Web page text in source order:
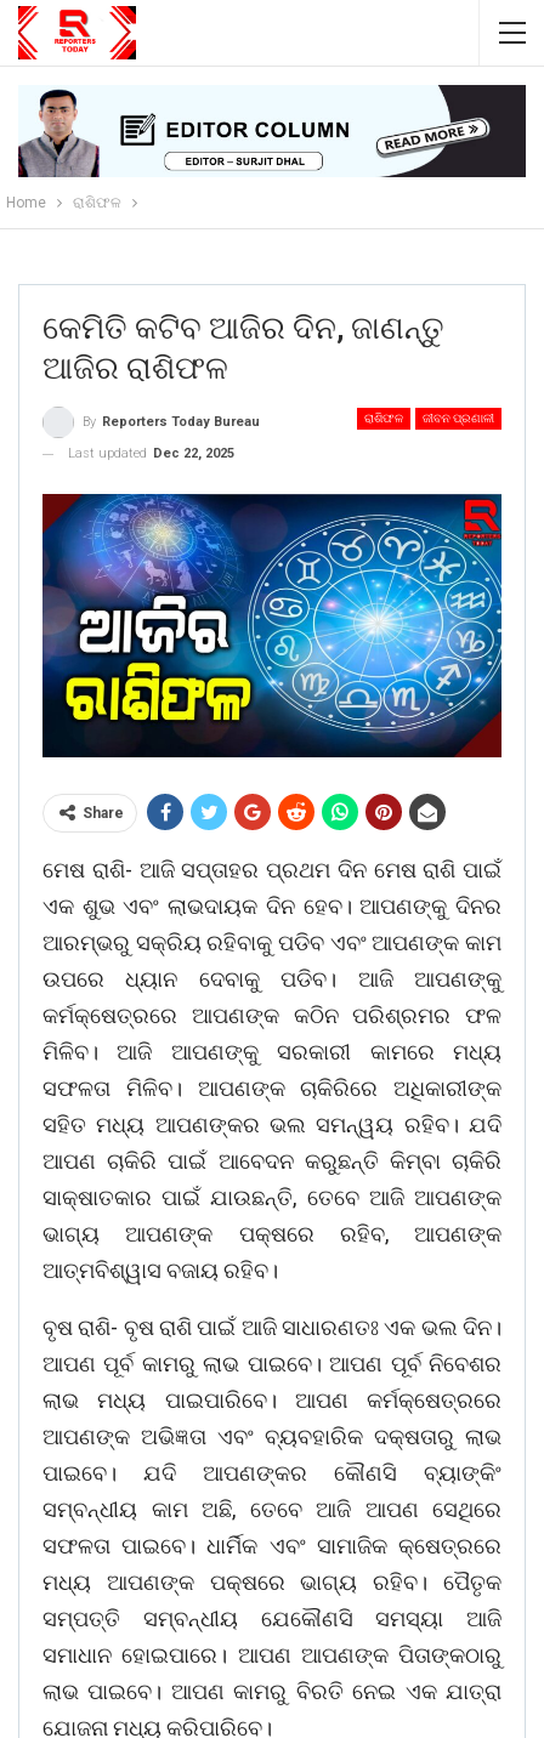
Home ରାଶିଫଳ
କେମିତି କଟିବ ଆଜିର ଦିନ, ଜାଣନ୍ତୁ
ଆଜିର ରାଶିଫଳ
ରାଶିଫଳ ଜୀବନ ପ୍ରଣାଳୀ
By Reporters Today Bureau
Last updated
Dec 22, 2025
Share
ମେଷ ରାଶି- ଆଜି ସପ୍ତାହର ପ୍ରଥମ ଦିନ ମେଷ ରାଶି ପାଇଁ
ଏକ ଶୁଭ ଏବଂ ଲାଭଦାୟକ ଦିନ ହେବ। ଆପଣଙ୍କୁ ଦିନର
ଆରମ୍ଭରୁ ସକ୍ରିୟ ରହିବାକୁ ପଡିବ ଏବଂ ଆପଣଙ୍କ କାମ
ଉପରେ ଧ୍ୟାନ ଦେବାକୁ ପଡିବ। ଆଜି ଆପଣଙ୍କୁ
କର୍ମକ୍ଷେତ୍ରରେ ଆପଣଙ୍କ କଠିନ ପରିଶ୍ରମର ଫଳ
ମିଳିବ। ଆଜି ଆପଣଙ୍କୁ ସରକାରୀ କାମରେ ମଧ୍ୟ
ସଫଳତା ମିଳିବ। ଆପଣଙ୍କ ଚାକିରିରେ ଅଧିକାରୀଙ୍କ
ସହିତ ମଧ୍ୟ ଆପଣଙ୍କର ଭଲ ସମନ୍ୱୟ ରହିବ। ଯଦି
ଆପଣ ଚାକିରି ପାଇଁ ଆବେଦନ କରୁଛନ୍ତି କିମ୍ବା ଚାକିରି
ସାକ୍ଷାତକାର ପାଇଁ ଯାଉଛନ୍ତି, ତେବେ ଆଜି ଆପଣଙ୍କ
ଭାଗ୍ୟ ଆପଣଙ୍କ ପକ୍ଷରେ ରହିବ, ଆପଣଙ୍କ
ଆତ୍ମବିଶ୍ୱାସ ବଜାୟ ରହିବ।
ବୃଷ ରାଶି- ବୃଷ ରାଶି ପାଇଁ ଆଜି ସାଧାରଣତଃ ଏକ ଭଲ ଦିନ।
ଆପଣ ପୂର୍ବ କାମରୁ ଲାଭ ପାଇବେ। ଆପଣ ପୂର୍ବ ନିବେଶର
ଲାଭ ମଧ୍ୟ ପାଇପାରିବେ। ଆପଣ କର୍ମକ୍ଷେତ୍ରରେ
ଆପଣଙ୍କ ଅଭିଜ୍ଞତା ଏବଂ ବ୍ୟବହାରିକ ଦକ୍ଷତାରୁ ଲାଭ
ପାଇବେ। ଯଦି ଆପଣଙ୍କର କୌଣସି ବ୍ୟାଙ୍କିଂ
ସମ୍ବନ୍ଧୀୟ କାମ ଅଛି, ତେବେ ଆଜି ଆପଣ ସେଥିରେ
ସଫଳତା ପାଇବେ। ଧାର୍ମିକ ଏବଂ ସାମାଜିକ କ୍ଷେତ୍ରରେ
ମଧ୍ୟ ଆପଣଙ୍କ ପକ୍ଷରେ ଭାଗ୍ୟ ରହିବ। ପୈତୃକ
ସମ୍ପତ୍ତି ସମ୍ବନ୍ଧୀୟ ଯେକୌଣସି ସମସ୍ୟା ଆଜି
ସମାଧାନ ହୋଇପାରେ। ଆପଣ ଆପଣଙ୍କ ପିତାଙ୍କଠାରୁ
ଲାଭ ପାଇବେ। ଆପଣ କାମରୁ ବିରତି ନେଇ ଏକ ଯାତ୍ରା
ଯୋଜନା ମଧ୍ୟ କରିପାରିବେ।